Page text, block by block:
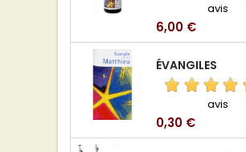
avis
Prix
6,00 €
ÉVANGILES
avis
Prix
0,30 €